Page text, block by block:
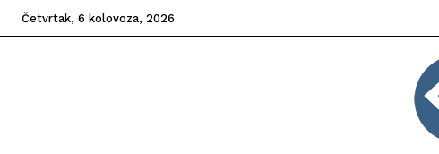
Četvrtak, 6 kolovoza, 2026